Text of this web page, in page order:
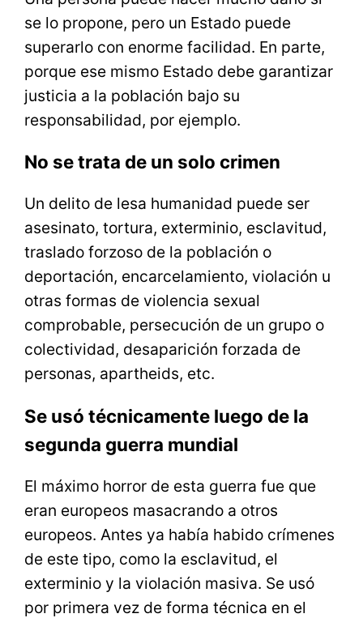
se lo propone, pero un Estado puede
superarlo con enorme facilidad. En parte,
porque ese mismo Estado debe garantizar
justicia a la población bajo su
responsabilidad, por ejemplo.
No se trata de un solo crimen
Un delito de lesa humanidad puede ser
asesinato, tortura, exterminio, esclavitud,
traslado forzoso de la población o
deportación, encarcelamiento, violación u
otras formas de violencia sexual
comprobable, persecución de un grupo o
colectividad, desaparición forzada de
personas, apartheids, etc.
Se usó técnicamente luego de la
segunda guerra mundial
El máximo horror de esta guerra fue que
eran europeos masacrando a otros
europeos. Antes ya había habido crímenes
de este tipo, como la esclavitud, el
exterminio y la violación masiva. Se usó
por primera vez de forma técnica en el